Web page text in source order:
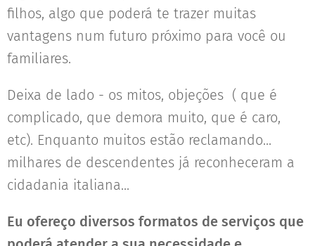
filhos, algo que poderá te trazer muitas
vantagens num futuro próximo para você ou
familiares.
Deixa de lado - os mitos, objeções ( que é
complicado, que demora muito, que é caro,
etc). Enquanto muitos estão reclamando...
milhares de descendentes já reconheceram a
cidadania italiana...
Eu ofereço diversos formatos de serviços que